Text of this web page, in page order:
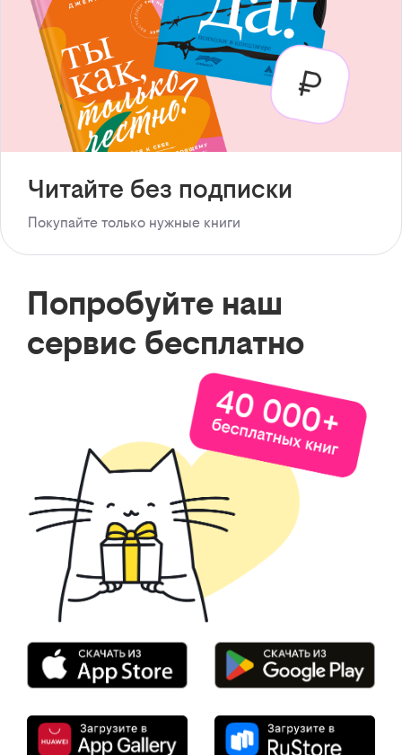
Читайте без подписки
Покупайте только нужные книги
Попробуйте наш
сервис бесплатно